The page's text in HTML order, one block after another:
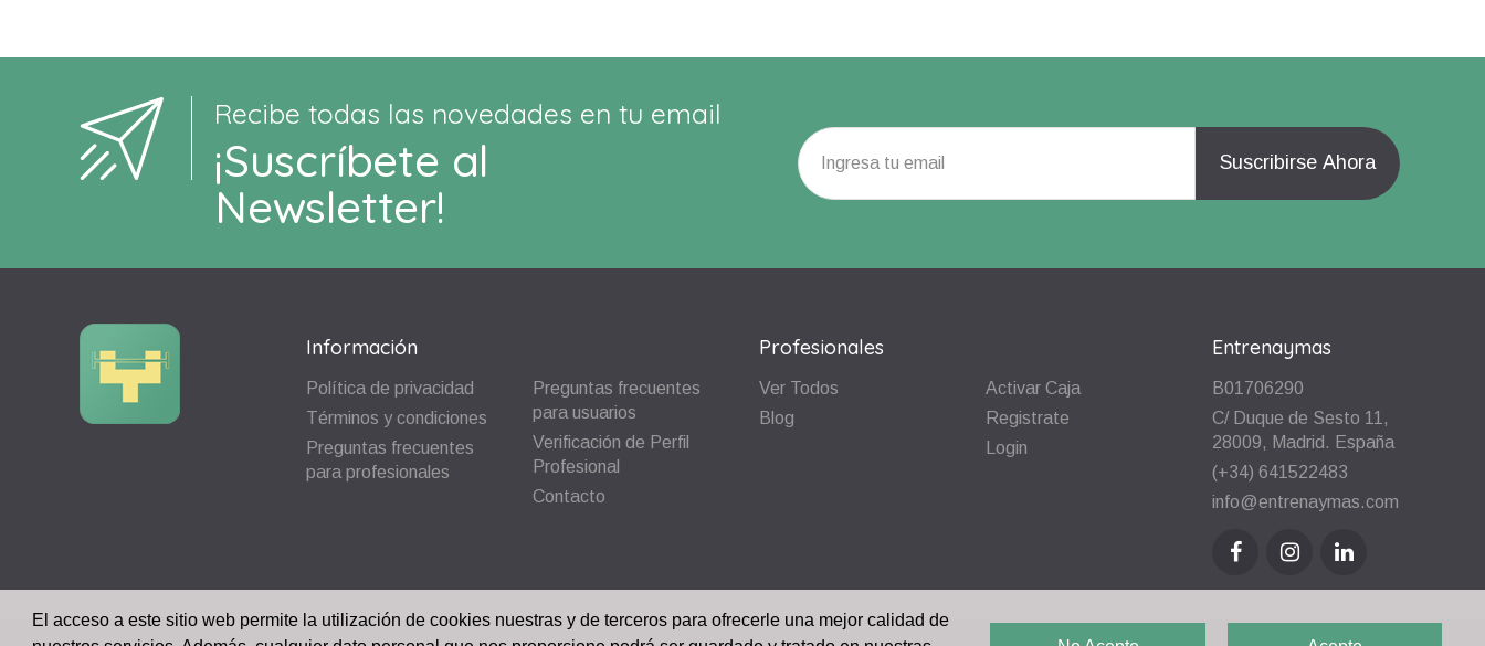
Recibe todas las novedades en tu email
¡Suscríbete al
Newsletter!
Información
Política de privacidad
Términos y condiciones
Preguntas frecuentes
para profesionales
Preguntas frecuentes
para usuarios
Verificación de Perfil
Profesional
Contacto
Profesionales
Ver Todos
Blog
Activar Caja
Registrate
Login
Entrenaymas
B01706290
C/ Duque de Sesto 11,
28009, Madrid. España
(+34) 641522483
info@entrenaymas.com
El acceso a este sitio web permite la utilización de cookies nuestras y de terceros para ofrecerle una mejor calidad de